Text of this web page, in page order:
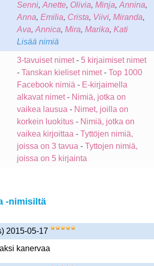
Senni, Anette, Olivia, Minja, Annina,
Anna, Emilia, Crista, Viivi, Miranda,
Ava, Annica, Mira, Marika, Kati
Lisää nimiä
3-tavuiset nimet- 5 kirjaimiset nimet
- Tanskan kieliset nimet- Top 1000
Facebook nimiä - E-kirjaimella
alkavat nimet- Nimiä, jotka on
vaikea lausua - Nimet, joilla on
korkein luokitus - Nimiä, jotka on
vaikea kirjoittaa - Tyttöjen nimiä,
joissa on 3 tavua - Tyttojen nimiä,
joissa on 5 kirjainta
-nimisiltä
2015-05-17
kanervaa